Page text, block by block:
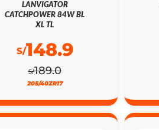
LANVIGATOR
CATCHPOWER 84W BL
XL TL
S/189.0
S/148.9
205/40ZR17